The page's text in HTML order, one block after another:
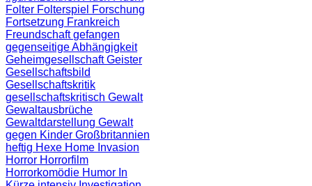
Folter Folterspiel Forschung
Fortsetzung Frankreich
Freundschaftgefangen
gegenseitige Abhängigkeit
GeheimgesellschaftGeister
Gesellschaftsbild
Gesellschaftskritik
gesellschaftskritisch Gewalt
Gewaltausbrüche
Gewaltdarstellung Gewalt
gegen Kinder Großbritannien
heftig Hexe Home Invasion
Horror Horrorfilm
Horrorkomödie Humor In